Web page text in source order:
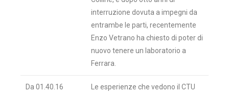
interruzione dovuta a impegni da
entrambe le parti, recentemente
Enzo Vetrano ha chiesto di poter di
nuovo tenere un laboratorio a
Ferrara.
Da 01.40.16
Le esperienze che vedono il CTU